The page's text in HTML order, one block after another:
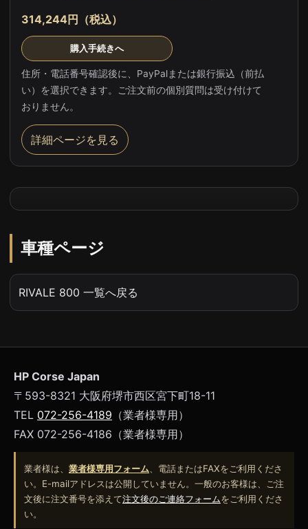
314,244円（税込）
購入手続きへ
住所・電話番号確認後に、PayPalまたは銀行振込（前払
い）を選択できます。ご注文前の個別質問は受け付けて
おりません。
詳細ページを見る
車種ページ
RIVALE 800 一覧へ戻る
HP Corse Japan
〒593-8321 大阪府堺市西区宮下町18-11
TEL 072-256-4189 （業者様専用）
FAX 072-256-4186（業者様専用）
業者様は、 業者様専用フォーム 、電話またはFAXをご利用くださ
い。E-mailアドレスは公開していません。一般のお客様は、ご注
文後に注文番号を添えて注文後のご連絡フォームをご利用くださ
い。